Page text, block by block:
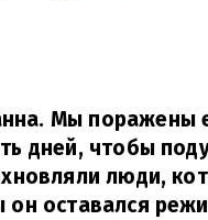
Мы поражены
дней, чтобы
люди,
оставался